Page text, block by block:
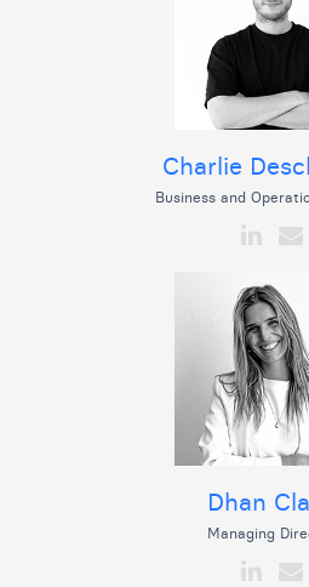
Charlie
Business and
Dhan
Managing